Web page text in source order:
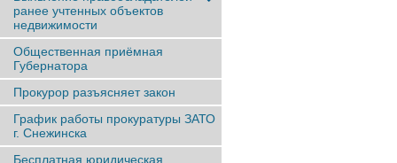
ранее учтенныx объектов
недвижимости
Общественная приёмная
Губернатора
Прокурор разъясняет закон
График работы прокуратуры ЗАТО
г. Снежинска
Бесплатная юридическая